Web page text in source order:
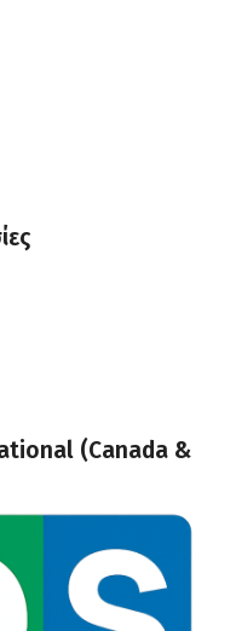
(Canada &